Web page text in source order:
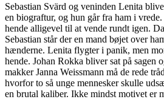
Sebastian Svärd og veninden Lenita
en biograftur, og hun går fra ham i
hende alligevel til at vende rundt igen.
Sebastian står der en mand bøjet over
hænderne. Lenita flygter i panik, men
hende. Johan Rokka bliver sat på sagen
makker Janna Weissmann må de rede
hvorfor to så unge mennesker skulle
en brutal kaliber. Ikke mindst motivet er